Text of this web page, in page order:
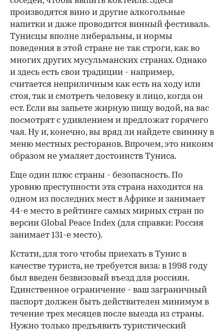
производятся вино и другие алкогольные
напитки и даже проводится винный фестиваль.
Тунисцы вполне либеральны, и нормы
поведения в этой стране не так строги, как во
многих других мусульманских странах. Однако
и здесь есть свои традиции - например,
считается неприличным как есть на ходу или
стоя, так и смотреть человеку в лицо, когда он
ест. Если вы запьете жирную пищу водой, на вас
посмотрят с удивлением и предложат горячего
чая. Ну и, конечно, вы вряд ли найдете свинину в
меню местных ресторанов. Впрочем, это никоим
образом не умаляет достоинств Туниса.
Еще один плюс страны - безопасность. По
уровню преступности эта страна находится на
одном из последних мест в Африке и занимает
44-е место в рейтинге самых мирных стран по
версии Global Peace Index (для справки: Россия
занимает 131-е место).
Кстати, для того чтобы приехать в Тунис в
качестве туриста, не требуется виза: в 1998 году
был введен безвизовый въезд для россиян.
Единственное ограничение - ваш заграничный
паспорт должен быть действителен минимум в
течение трех месяцев после выезда из страны.
Нужно только предъявить туристический